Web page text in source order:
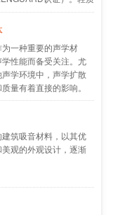
计，满足商业办公、
装饰需求。
一种重要的声学材
性能而备受关注。尤
学环境中，声学扩散
量有着直接的影响。
筑吸音材料，以其优
观的外观设计，逐渐